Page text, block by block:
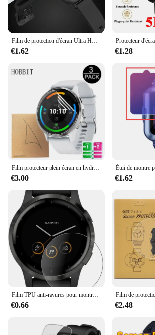
Film de protection d'écran Ultra HD TPU, 10 pièces, haute qualité, couverture complète, antidéflagrant, pour accessoires de montre intelligente Amazfit Bip
€1.62 €1.28
Film protecteur plein écran en hydrogel TPU pour Garmin Venu 3S 3 Venu3 Venu3S, film souple, film anti-rayures, pas de verre, 3 pièces
€3.00 €1.62
Film TPU anti-rayures pour montre intelligente Garmin Vivoactive 4 4s, protecteur d'écran plein écran souple et transparent Hydrogel Vivoactive4 4s
€0.66 €2.48